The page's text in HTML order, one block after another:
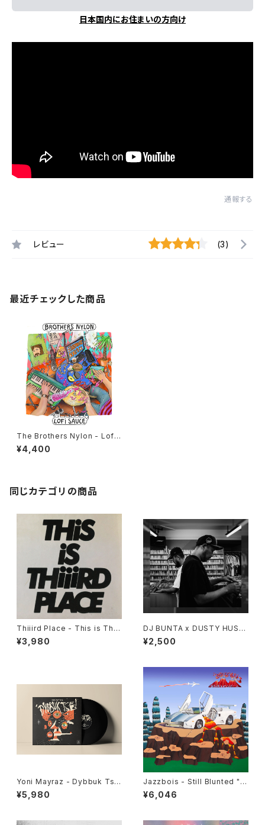
日本国内にお住まいの方向け
通報する
レビュー (3)
最近チェックした商品
The Brothers Nylon - Lofi
Sauce "LP"
¥4,400
同じカテゴリの商品
Thiiird Place - This is Thiii
rd Place "LP"
¥3,980
DJ BUNTA x DUSTY HUSK
Y - 47 CAMPiN DIGGiN "C
D"
¥2,500
Yoni Mayraz - Dybbuk Tse!
"LP"
¥5,980
Jazzbois - Still Blunted "L
P"
¥6,046